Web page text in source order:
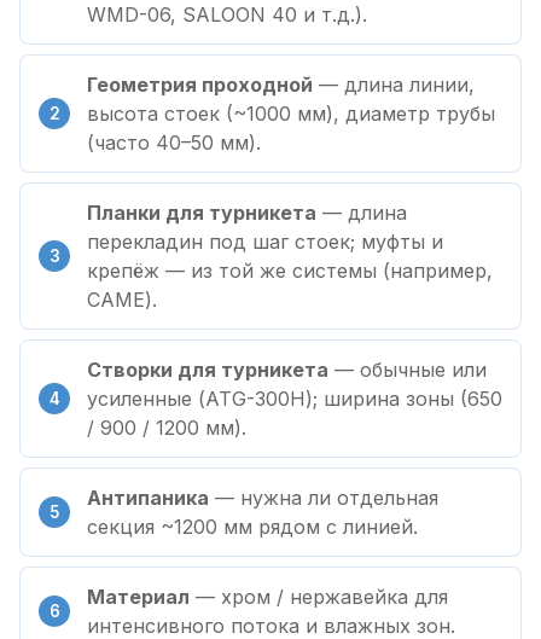
WMD-06, SALOON 40 и т.д.).
Геометрия проходной — длина линии,
высота стоек (~1000 мм), диаметр трубы
(часто 40–50 мм).
Планки для турникета — длина
перекладин под шаг стоек; муфты и
крепёж — из той же системы (например,
CAME).
Створки для турникета — обычные или
усиленные (ATG-300H); ширина зоны (650
/ 900 / 1200 мм).
Антипаника — нужна ли отдельная
секция ~1200 мм рядом с линией.
Материал — хром / нержавейка для
интенсивного потока и влажных зон.